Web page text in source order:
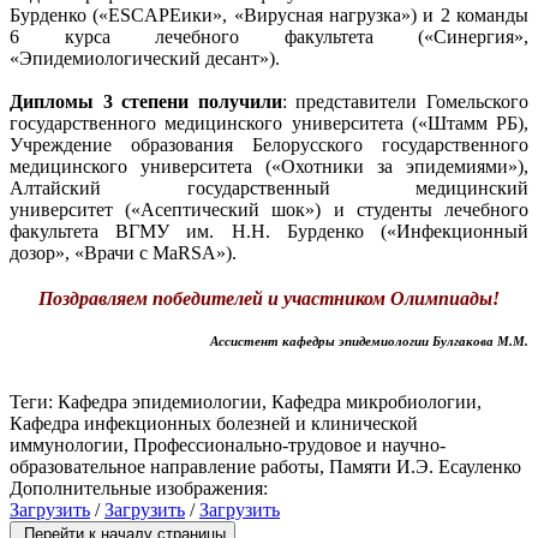
Бурденко («ESCAPEики», «Вирусная нагрузка») и 2 команды
6 курса лечебного факультета («Синергия»,
«Эпидемиологический десант»).
Дипломы 3 степени получили: представители Гомельского
государственного медицинского университета («Штамм РБ),
Учреждение образования Белорусского государственного
медицинского университета («Охотники за эпидемиями»),
Алтайский государственный медицинский
университет («Асептический шок») и студенты лечебного
факультета ВГМУ им. Н.Н. Бурденко («Инфекционный
дозор», «Врачи с MaRSA»).
Поздравляем победителей и участником Олимпиады!
Ассистент кафедры эпидемиологии Булгакова М.М.
Теги: Кафедра эпидемиологии, Кафедра микробиологии,
Кафедра инфекционных болезней и клинической
иммунологии, Профессионально-трудовое и научно-
образовательное направление работы, Памяти И.Э. Есауленко
Дополнительные изображения:
Загрузить /Загрузить /Загрузить
Перейти к началу страницы